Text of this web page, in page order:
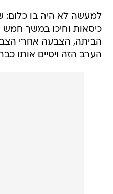
למעשה לא היה בו כלום:
כיסאות וחיכו במשך
הביתה, הצבעה אחרי
הערב הזה ויסיים אותו